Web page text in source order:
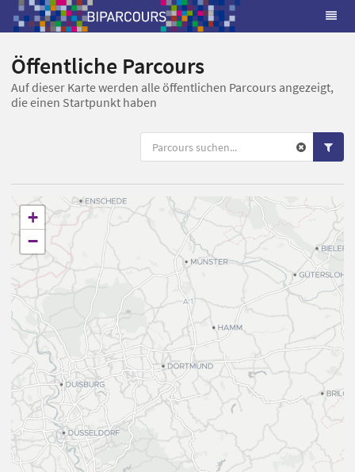
Öffentliche Parcours
Auf dieser Karte werden alle öffentlichen Parcours angezeigt,
die einen Startpunkt haben
+
−